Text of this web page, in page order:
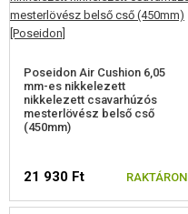
KEDVEZMÉNYEK
ELÉRHETŐSÉG
Poseidon Air Cushion 6,05
mm-es nikkelezett
nikkelezett csavarhúzós
mesterlövész belső cső
(450mm)
21 930 Ft RAKTÁRON